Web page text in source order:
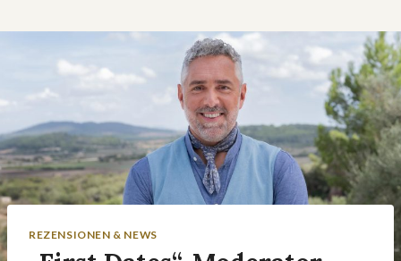
REZENSIONEN & NEWS